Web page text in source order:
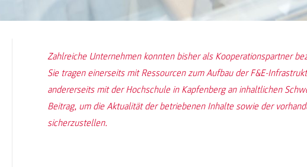
Zahlreiche Unternehmen konnten bisher als Kooperationspartner
Sie tragen einerseits mit Ressourcen zum Aufbau der F&E-
andererseits mit der Hochschule in Kapfenberg an inhaltlichen
Beitrag, um die Aktualität der betriebenen Inhalte sowie der
sicherzustellen.